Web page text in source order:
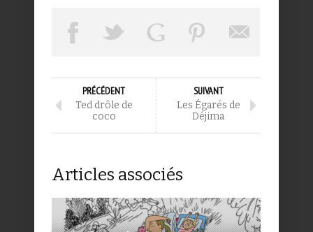
PRÉCÉDENT
Ted drôle de
coco
SUIVANT
Les Égarés de
Déjima
Articles associés